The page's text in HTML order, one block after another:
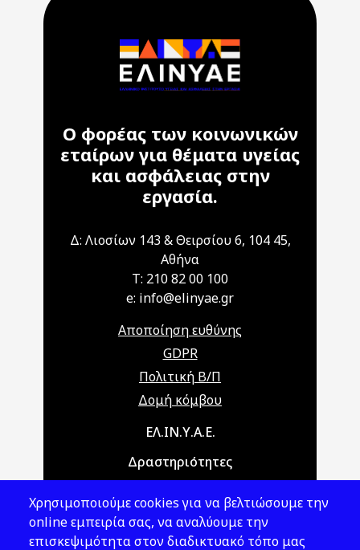
Ο φορέας των κοινωνικών
εταίρων για θέματα υγείας
και ασφάλειας στην
εργασία.
Δ: Λιοσίων 143 & Θειρσίου 6, 104 45,
Αθήνα
T: 210 82 00 100
e: info@elinyae.gr
Αποποίηση ευθύνης
GDPR
Πολιτική Β/Π
Δομή κόμβου
Main navigationΕΛ.ΙΝ.Υ.Α.Ε.
Δραστηριότητες
Νομοθεσία
Χρησιμοποιούμε cookies για να βελτιώσουμε την
online εμπειρία σας, να αναλύουμε την
επισκεψιμότητα στον διαδικτυακό τόπο μας